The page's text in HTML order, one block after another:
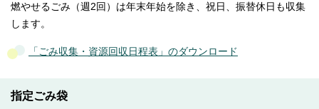
燃やせるごみ（週2回）は年末年始を除き、祝日、振替休日も収集
します。
「ごみ収集・資源回収日程表」のダウンロード
指定ごみ袋